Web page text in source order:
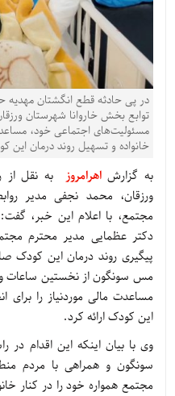
در پی حادثه قطع انگشتان مهدیه
توابع بخش خاروانا شهرستان
مسئولیت‌های اجتماعی خود،
خانواده و تسهیل روند درمان این
به گزارشاهرامروز
به نقل
ورزقان، محمد نجفی مدیر
مجتمع، با اعلام این خبر،
دکتر عظمایی مدیر محترم
پیگیری روند درمان این کودک
مس سونگون از نخستین ساعات
مساعدت مالی موردنیاز را برای
این کودک ارائه کرد.
وی با بیان اینکه این اقدام
سونگون و همراهی با مردم
مجتمع همواره خود را در کنار